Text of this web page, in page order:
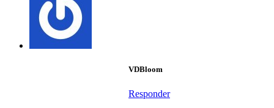
VDBloom
Responder